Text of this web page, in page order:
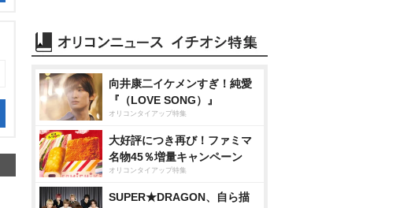
向井康二イケメンすぎ！純愛
『（LOVE SONG）』
オリコンタイアップ特集
大好評につき再び！ファミマ
名物45％増量キャンペーン
オリコンタイアップ特集
SUPER★DRAGON、自ら描